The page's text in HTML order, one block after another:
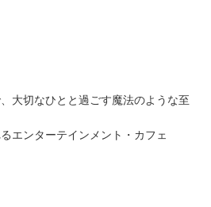
大切なひとと過ごす魔法のような至
エンターテインメント・カフェ